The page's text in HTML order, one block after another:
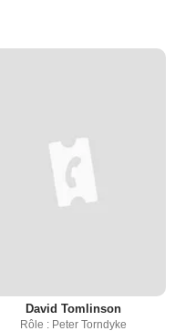
David Tomlinson
Rôle : Peter Torndyke